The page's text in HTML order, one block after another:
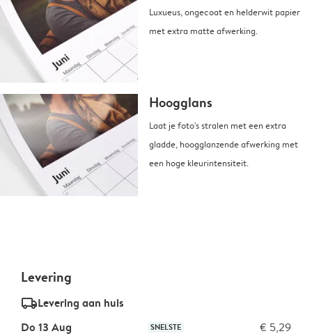
Luxueus, ongecoat en helderwit papier
met extra matte afwerking.
Hoogglans
Laat je foto's stralen met een extra
gladde, hoogglanzende afwerking met
een hoge kleurintensiteit.
Levering
delivery_standard_v2Levering aan huis
Do 13 Aug
SNELSTE € 5,29